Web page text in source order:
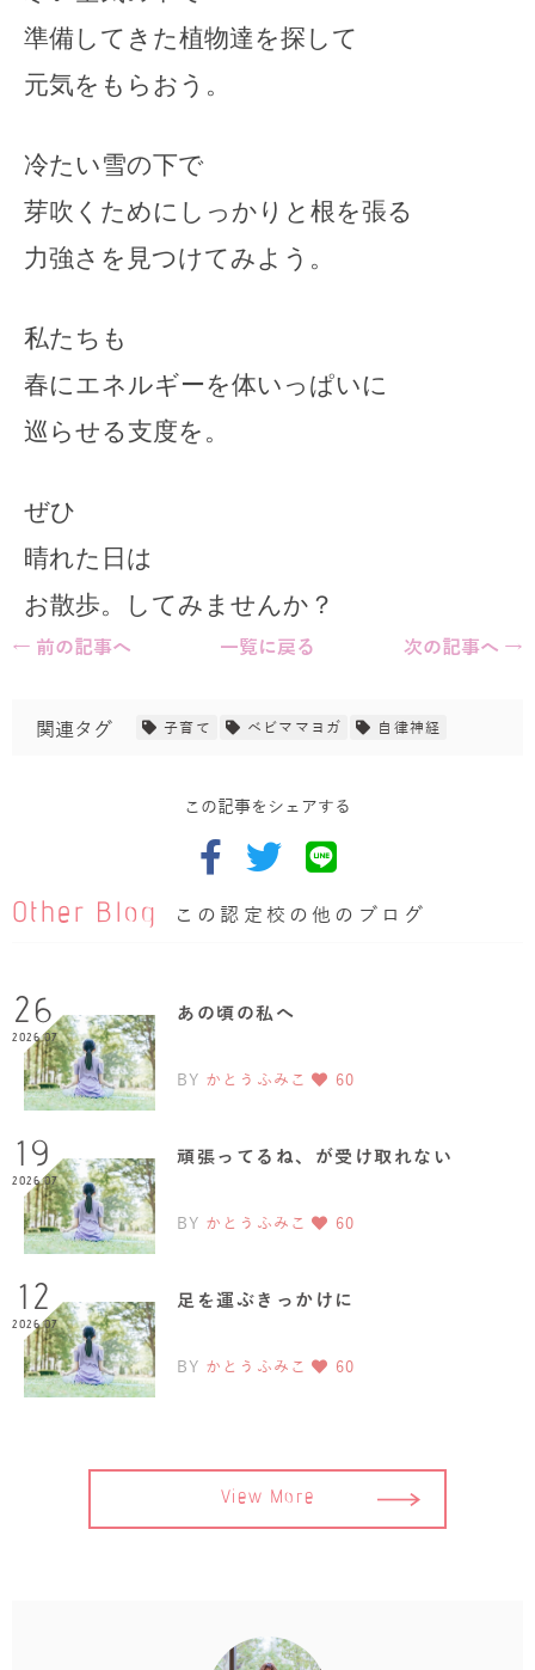
準備してきた植物達を探して
元気をもらおう。
冷たい雪の下で
芽吹くためにしっかりと根を張る
力強さを見つけてみよう。
私たちも
春にエネルギーを体いっぱいに
巡らせる支度を。
ぜひ
晴れた日は
お散歩。してみませんか？
← 前の記事へ 一覧に戻る 次の記事へ →
関連タグ 子育て ベビママヨガ 自律神経
この記事をシェアする
Other Blog この認定校の他のブログ
26
2026.07
あの頃の私へ
BY かとうふみこ 60
19
2026.07
頑張ってるね、が受け取れない
BY かとうふみこ 60
12
2026.07
足を運ぶきっかけに
BY かとうふみこ 60
View More